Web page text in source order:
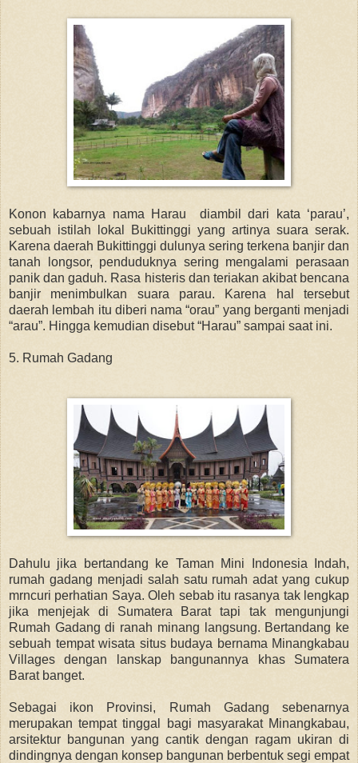
Konon kabarnya nama Harau diambil dari kata ‘parau’,
sebuah istilah lokal Bukittinggi yang artinya suara serak.
Karena daerah Bukittinggi dulunya sering terkena banjir dan
tanah longsor, penduduknya sering mengalami perasaan
panik dan gaduh. Rasa histeris dan teriakan akibat bencana
banjir menimbulkan suara parau. Karena hal tersebut
daerah lembah itu diberi nama “orau” yang berganti menjadi
“arau”. Hingga kemudian disebut “Harau” sampai saat ini.
5. Rumah Gadang
Dahulu jika bertandang ke Taman Mini Indonesia Indah,
rumah gadang menjadi salah satu rumah adat yang cukup
mrncuri perhatian Saya. Oleh sebab itu rasanya tak lengkap
jika menjejak di Sumatera Barat tapi tak mengunjungi
Rumah Gadang di ranah minang langsung. Bertandang ke
sebuah tempat wisata situs budaya bernama Minangkabau
Villages dengan lanskap bangunannya khas Sumatera
Barat banget.
Sebagai ikon Provinsi, Rumah Gadang sebenarnya
merupakan tempat tinggal bagi masyarakat Minangkabau,
arsitektur bangunan yang cantik dengan ragam ukiran di
dindingnya dengan konsep bangunan berbentuk segi empat